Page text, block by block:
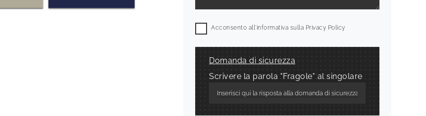
Acconsento all'informativa sulla Privacy Policy
Domanda di sicurezza
Scrivere la parola "Fragole" al singolare